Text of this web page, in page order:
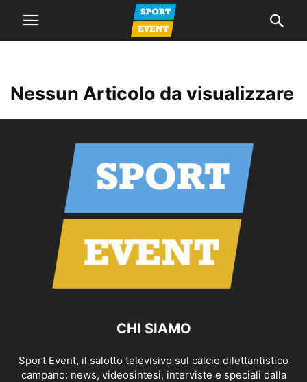
Nessun Articolo da visualizzare
CHI SIAMO
Sport Event, il salotto televisivo sul calcio dilettantistico
campano: news, videosintesi, interviste e speciali dalla